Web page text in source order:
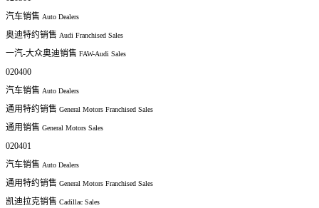
汽车销售 Auto Dealers
奥迪特约销售 Audi Franchised Sales
一汽-大众奥迪销售 FAW-Audi Sales
020400
汽车销售 Auto Dealers
通用特约销售 General Motors Franchised Sales
通用销售 General Motors Sales
020401
汽车销售 Auto Dealers
通用特约销售 General Motors Franchised Sales
凯迪拉克销售 Cadillac Sales